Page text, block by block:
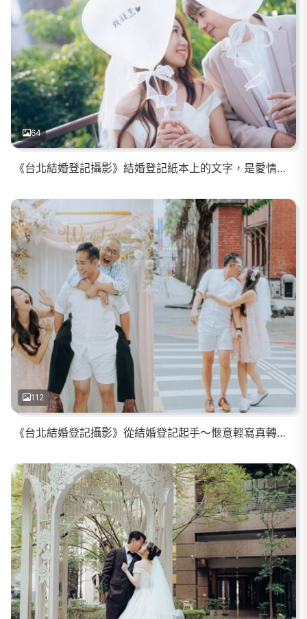
64
《台北結婚登記攝影》結婚登記紙本上的文字，是愛情最實際的形狀
112
《台北結婚登記攝影》從結婚登記起手～愜意輕寫真轉場到輕鬆歡樂家宴的滿滿笑聲